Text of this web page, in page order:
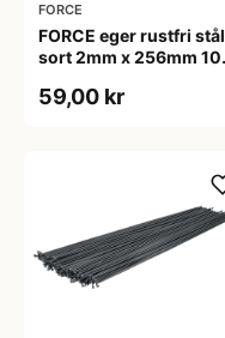
FORCE
FORCE eger rustfri stål
sort 2mm x 256mm 10
59,00 kr